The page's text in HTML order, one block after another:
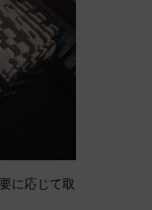
に応じて取